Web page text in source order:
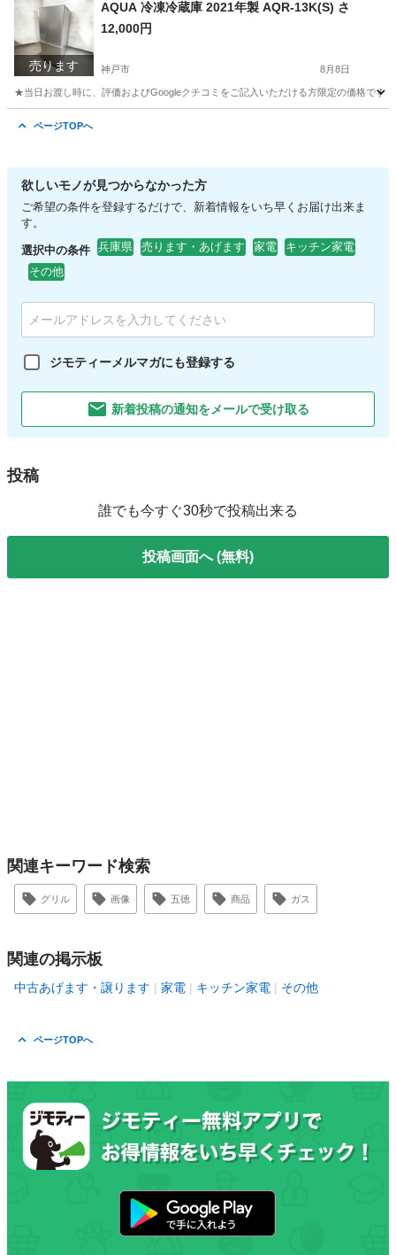
売ります
AQUA 冷凍冷蔵庫 2021年製 AQR-13K(S) さ
12,000円
神戸市 8月8日
★当日お渡し時に、評価およびGoogleクチコミをご記入いただける方限定の価格です
ページTOPへ
欲しいモノが見つからなかった方
ご希望の条件を登録するだけで、新着情報をいち早くお届け出来ま
す。
選択中の条件 兵庫県 売ります・あげます 家電
キッチン家電
その他
ジモティーメルマガにも登録する
新着投稿の通知をメールで受け取る
投稿
誰でも今すぐ30秒で投稿出来る
投稿画面へ (無料)
関連キーワード検索
グリル 画像 五徳 商品 ガス
関連の掲示板
中古あげます・譲ります 家電 キッチン家電 その他
ページTOPへ